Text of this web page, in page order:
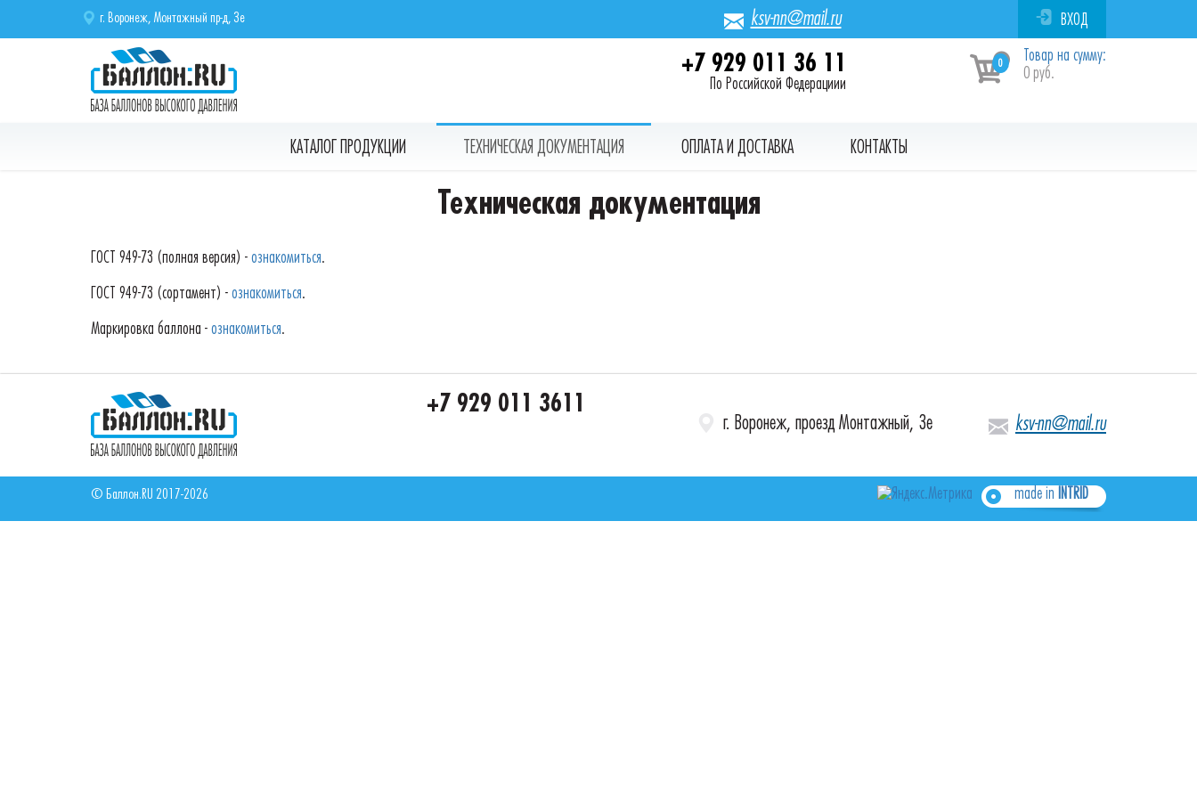
ВХОД
г. Воронеж, Монтажный пр-д, 3е
+7 929 011 36 11
По Российской Федерациии
ksv-nn@mail.ru
0
Товар на сумму:
0 руб.
КАТАЛОГ ПРОДУКЦИИ ТЕХНИЧЕСКАЯ ДОКУМЕНТАЦИЯ ОПЛАТА И ДОСТАВКА КОНТАКТЫ
Техническая документация
ГОСТ 949-73 (полная версия) - ознакомиться.
ГОСТ 949-73 (сортамент) - ознакомиться.
Маркировка баллона - ознакомиться.
+7 929 011 3611
г. Воронеж, проезд Монтажный, 3е ksv-nn@mail.ru
made in INTRID
© Баллон.RU 2017-2026